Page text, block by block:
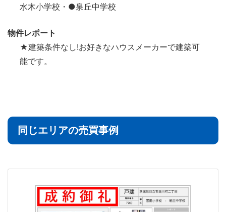
水木小学校・●泉丘中学校
物件レポート
★建築条件なし!お好きなハウスメーカーで建築可
能です。
同じエリアの売買事例